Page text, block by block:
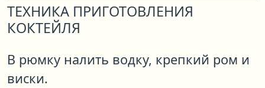
ТЕХНИКА ПРИГОТОВЛЕНИЯ
КОКТЕЙЛЯ
В рюмку налить водку, крепкий ром и
виски.